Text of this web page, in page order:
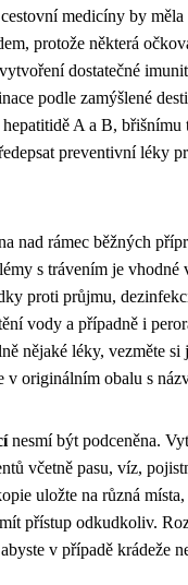
medicíny by měla
protože některá
dostatečné
podle zamýšlené
A a B, břišnímu
preventivní léky
nad rámec běžných
s trávením je vhodné
proti průjmu,
vody a případně i
nějaké léky, vezměte si
v originálním obalu s
nesmí být podceněna.
včetně pasu, víz,
uložte na různá
přístup odkudkoliv.
v případě krádeže